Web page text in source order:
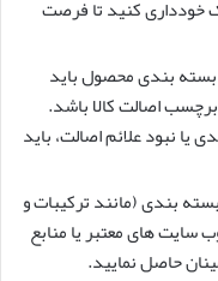
خودداری کنید تا فرصت
بسته بندی محصول باید
اصالت کالا باشد.
نبود علائم اصالت، باید
بندی (مانند ترکیبات و
سایت های معتبر یا منابع
حاصل نمایید.